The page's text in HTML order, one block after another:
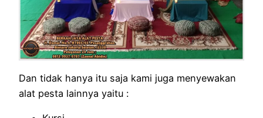
Dan tidak hanya itu saja kami juga menyewakan
alat pesta lainnya yaitu :